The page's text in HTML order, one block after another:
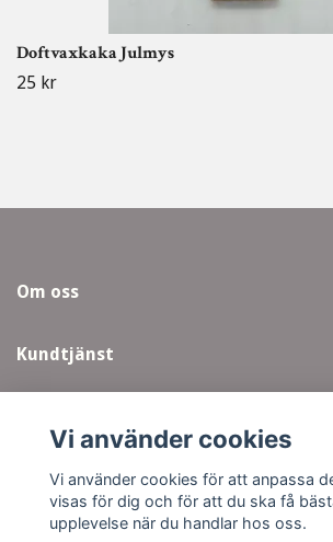
Doftvaxkaka Julmys
25 kr
Om oss
Kundtjänst
Sociala medier
Vi använder cookies
Vi använder cookies för att anpassa
visas för dig och för att du ska få
upplevelse när du handlar hos oss.